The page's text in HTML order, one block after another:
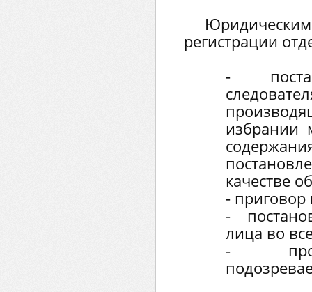
регистрации
-
избрании
качестве
- приговор
-
лица во
-